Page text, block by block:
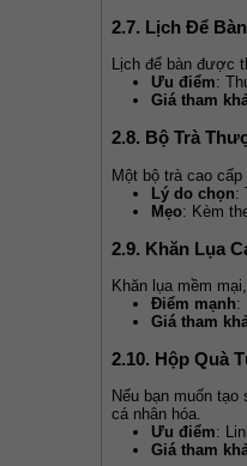
2.7. Lịch Để
Lịch để bàn được
Ưu điểm:
Giá tham
2.8. Bộ Trà
Một bộ trà cao
Lý do chọn:
Mẹo: Kèm
2.9. Khăn Lụa
Khăn lụa mềm
Điểm mạnh:
Giá tham
2.10. Hộp Quà
Nếu bạn muốn
cá nhân hóa.
Ưu điểm:
Giá tham